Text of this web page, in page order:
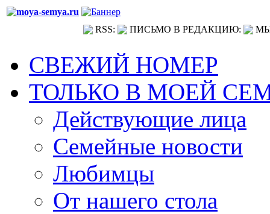
RSS: ПИСЬМО В РЕДАКЦИЮ:
СВЕЖИЙ НОМЕР
ТОЛЬКО В МОЕЙ
Действующие лица
Семейные новости
Любимцы
От нашего стола